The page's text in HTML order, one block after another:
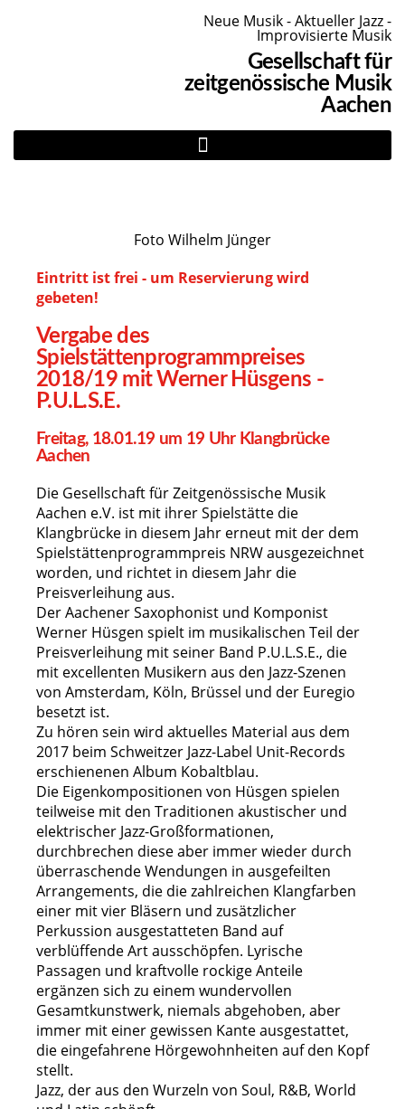
Neue Musik - Aktueller Jazz -
Improvisierte Musik
Gesellschaft für
zeitgenössische Musik
Aachen
Foto Wilhelm Jünger
Eintritt ist frei - um Reservierung wird
gebeten!
Vergabe des
Spielstättenprogrammpreises
2018/19 mit Werner Hüsgens -
P.U.L.S.E.
Freitag, 18.01.19 um 19 Uhr Klangbrücke
Aachen
Die Gesellschaft für Zeitgenössische Musik
Aachen e.V. ist mit ihrer Spielstätte die
Klangbrücke in diesem Jahr erneut mit der dem
Spielstättenprogrammpreis NRW ausgezeichnet
worden, und richtet in diesem Jahr die
Preisverleihung aus.
Der Aachener Saxophonist und Komponist
Werner Hüsgen spielt im musikalischen Teil der
Preisverleihung mit seiner Band P.U.L.S.E., die
mit excellenten Musikern aus den Jazz-Szenen
von Amsterdam, Köln, Brüssel und der Euregio
besetzt ist.
Zu hören sein wird aktuelles Material aus dem
2017 beim Schweitzer Jazz-Label Unit-Records
erschienenen Album Kobaltblau.
Die Eigenkompositionen von Hüsgen spielen
teilweise mit den Traditionen akustischer und
elektrischer Jazz-Großformationen,
durchbrechen diese aber immer wieder durch
überraschende Wendungen in ausgefeilten
Arrangements, die die zahlreichen Klangfarben
einer mit vier Bläsern und zusätzlicher
Perkussion ausgestatteten Band auf
verblüffende Art ausschöpfen. Lyrische
Passagen und kraftvolle rockige Anteile
ergänzen sich zu einem wundervollen
Gesamtkunstwerk, niemals abgehoben, aber
immer mit einer gewissen Kante ausgestattet,
die eingefahrene Hörgewohnheiten auf den Kopf
stellt.
Jazz, der aus den Wurzeln von Soul, R&B, World